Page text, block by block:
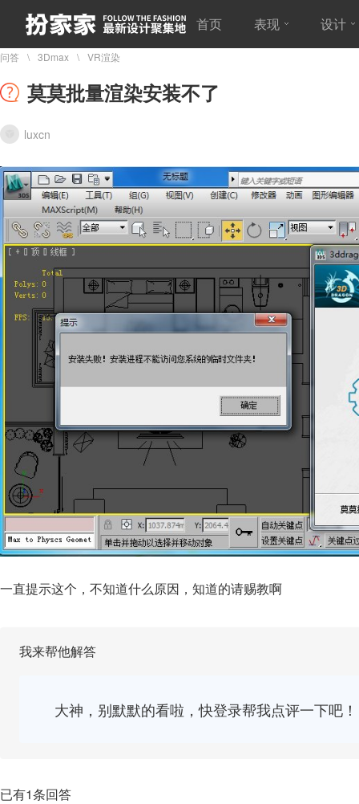
首页 表现 设计
问答 3Dmax VR渲染
莫莫批量渲染安装不了
luxcn
一直提示这个，不知道什么原因，知道的请赐教啊
我来帮他解答
大神，别默默的看啦，快登录帮我点评一下吧！
已有1条回答